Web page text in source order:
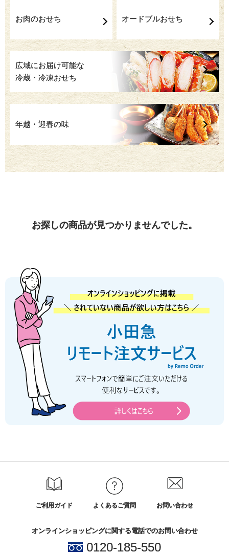
お肉のおせち オードブルおせち
広域にお届け可能な
冷蔵・冷凍おせち
年越・迎春の味
お探しの商品が見つかりませんでした。
ご利用ガイド よくあるご質問 お問い合わせ
オンラインショッピングに関する電話でのお問い合わせ
0120-185-550